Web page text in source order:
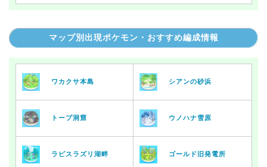
マップ別出現ポケモン・おすすめ編成情報
ワカクサ本島 シアンの砂浜
トープ洞窟 ウノハナ雪原
ラピスラズリ湖畔 ゴールド旧発電所